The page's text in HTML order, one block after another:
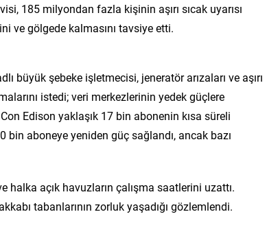
185 milyondan fazla kişinin aşırı sıcak uyarısı
ve gölgede kalmasını tavsiye etti.
büyük şebeke işletmecisi, jeneratör arızaları ve aşırı
istedi; veri merkezlerinin yedek güçlere
Edison yaklaşık 17 bin abonenin kısa süreli
bin aboneye yeniden güç sağlandı, ancak bazı
halka açık havuzların çalışma saatlerini uzattı.
tabanlarının zorluk yaşadığı gözlemlendi.